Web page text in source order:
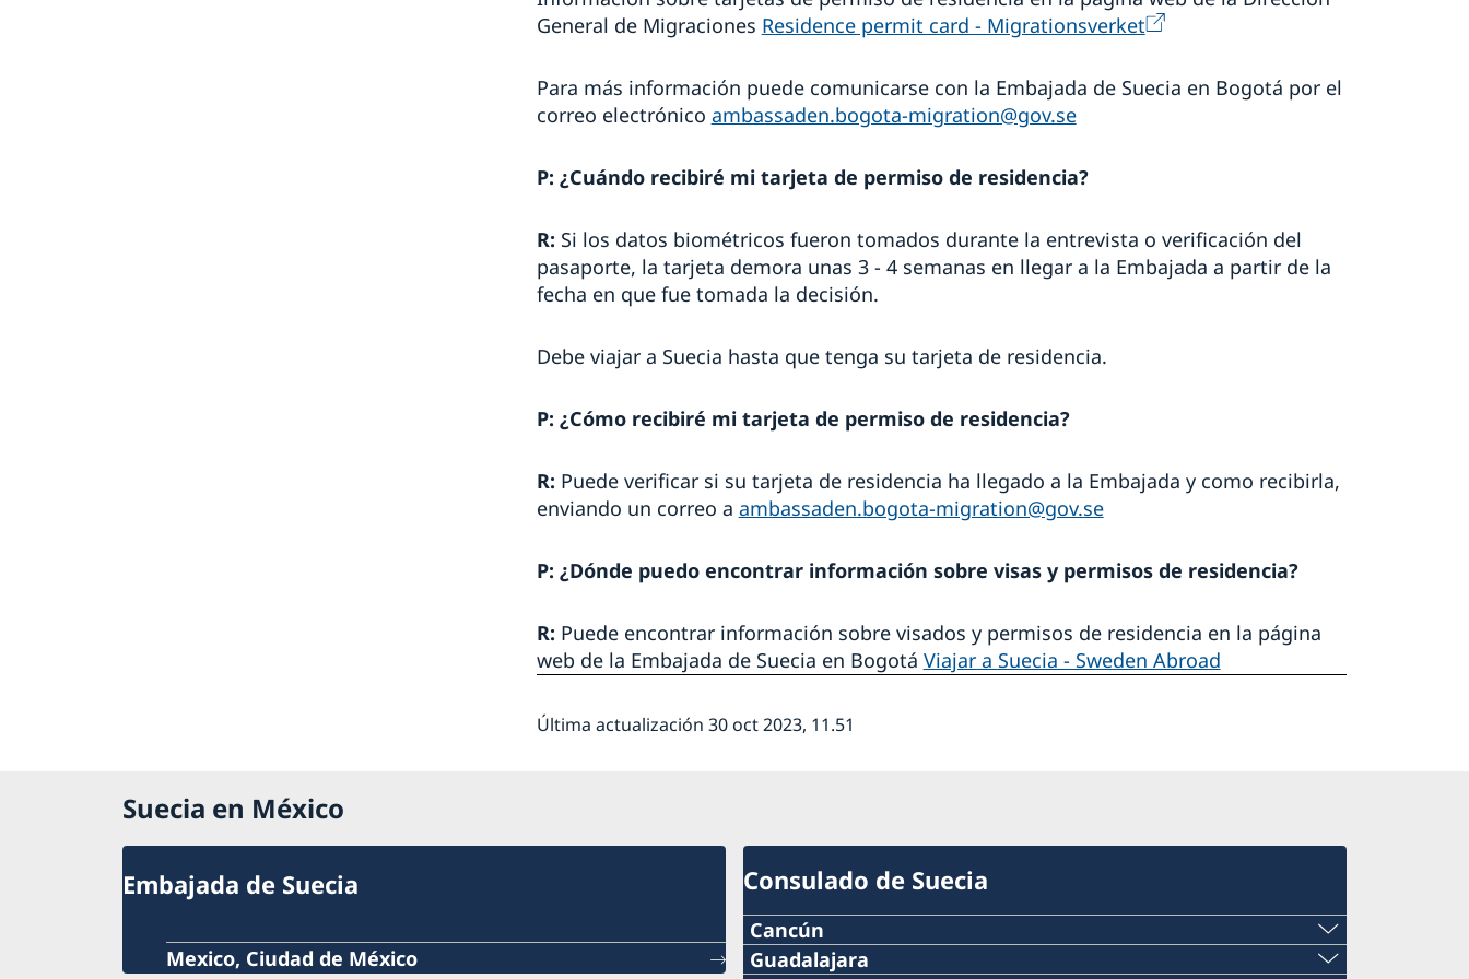
General de Migraciones Residence permit card - Migrationsverket
Para más información puede comunicarse con la Embajada de Suecia en Bogotá por el
correo electrónico ambassaden.bogota-migration@gov.se
P: ¿Cuándo recibiré mi tarjeta de permiso de residencia?
R: Si los datos biométricos fueron tomados durante la entrevista o verificación del
pasaporte, la tarjeta demora unas 3 - 4 semanas en llegar a la Embajada a partir de la
fecha en que fue tomada la decisión.
Debe viajar a Suecia hasta que tenga su tarjeta de residencia.
P: ¿Cómo recibiré mi tarjeta de permiso de residencia?
R: Puede verificar si su tarjeta de residencia ha llegado a la Embajada y como recibirla,
enviando un correo a ambassaden.bogota-migration@gov.se
P: ¿Dónde puedo encontrar información sobre visas y permisos de residencia?
R: Puede encontrar información sobre visados y permisos de residencia en la página
web de la Embajada de Suecia en Bogotá Viajar a Suecia - Sweden Abroad
Última actualización 30 oct 2023, 11.51
Suecia en México
Embajada de Suecia
Mexico, Ciudad de México
Consulado de Suecia
Cancún
Guadalajara